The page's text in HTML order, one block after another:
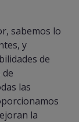
sabemos lo
y
de
las
la